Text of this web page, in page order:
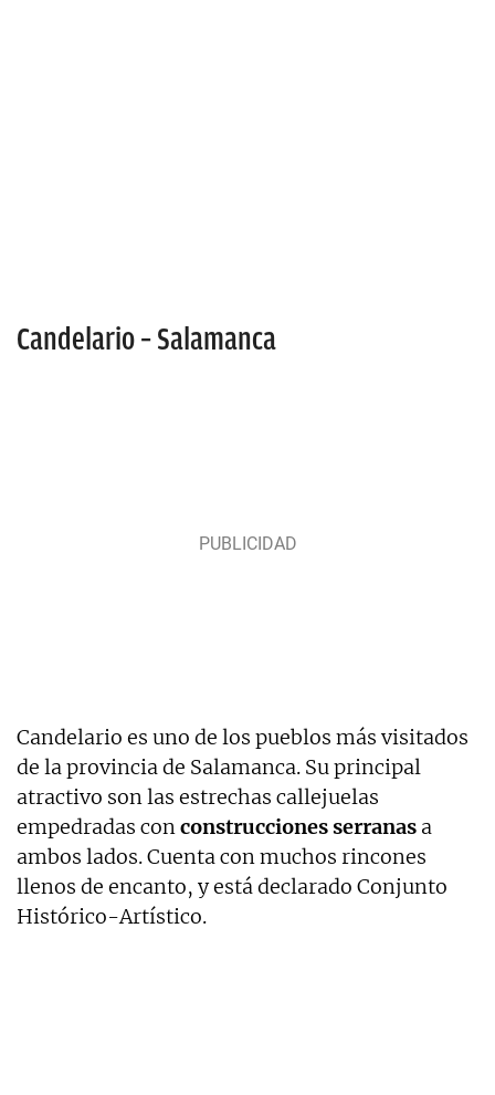
Candelario – Salamanca
Candelario es uno de los pueblos más visitados
de la provincia de Salamanca. Su principal
atractivo son las estrechas callejuelas
empedradas conconstrucciones serranas a
ambos lados. Cuenta con muchos rincones
llenos de encanto, y está declarado Conjunto
Histórico-Artístico.